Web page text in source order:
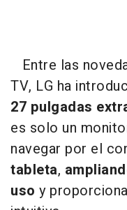
Entre las
TV, LG ha
27 pulgadas
es solo un
navegar por el
tableta,
uso y